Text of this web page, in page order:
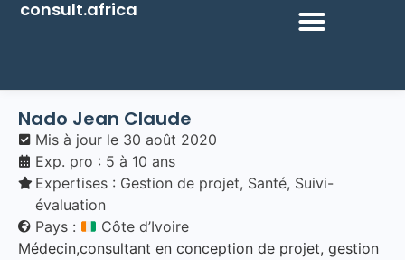
consult.africa
Nado Jean Claude
Mis à jour le 30 août 2020
Exp. pro : 5 à 10 ans
Expertises : Gestion de projet, Santé, Suivi-
évaluation
Pays :
Côte d’Ivoire
Médecin,consultant en conception de projet, gestion